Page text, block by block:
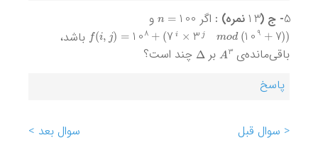
5- ج (13 نمره) : اگر و
(i,j) =10 + 7i× jmo 109 7) )
باشد،
باقی‌مانده‌ی A3 بر Δ چند است؟
پاسخ
< سوال قبل سوال بعد >